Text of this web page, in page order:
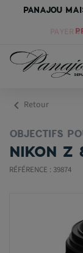
PANAJOU
PAYER
chevron_left Retour
OBJECTIFS
NIKON Z
RÉFÉRENCE : 39874